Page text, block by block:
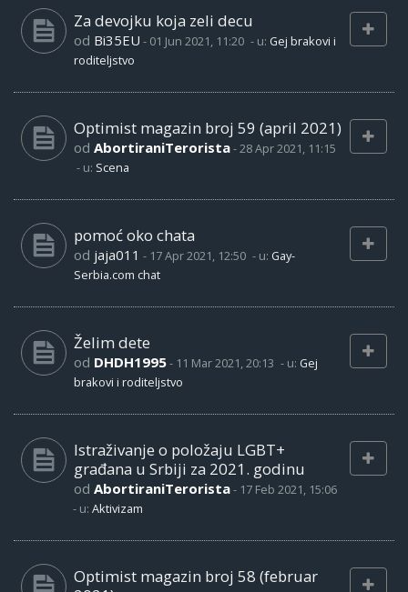
Za devojku koja zeli decu
od Bi35EU - 01 Jun 2021, 11:20 - u: Gej brakovi i
roditeljstvo
Optimist magazin broj 59 (april 2021)
od AbortiraniTerorista-28 Apr 2021, 11:15
- u: Scena
pomoć oko chata
od jaja011 - 17 Apr 2021, 12:50 - u: Gay-
Serbia.com chat
Želim dete
od DHDH1995- 11 Mar 2021, 20:13 - u: Gej
brakovi i roditeljstvo
Istraživanje o položaju LGBT+
građana u Srbiji za 2021. godinu
od AbortiraniTerorista- 17 Feb 2021, 15:06
- u: Aktivizam
Optimist magazin broj 58 (februar